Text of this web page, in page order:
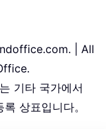
| All
기타 국가에서
상표입니다。